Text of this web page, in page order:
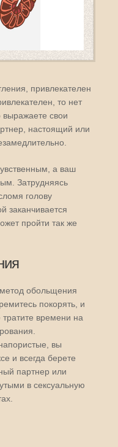
привлекателен
то нет
свои
настоящий или
а ваш
Затрудняясь
голову
заканчивается
пройти так же
обольщения
покорять, и
времени на
вы
и всегда берете
партнер или
в сексуальную